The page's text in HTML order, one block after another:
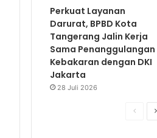
Perkuat Layanan
Darurat, BPBD Kota
Tangerang Jalin Kerja
Sama Penanggulangan
Kebakaran dengan DKI
Jakarta
28 Juli 2026